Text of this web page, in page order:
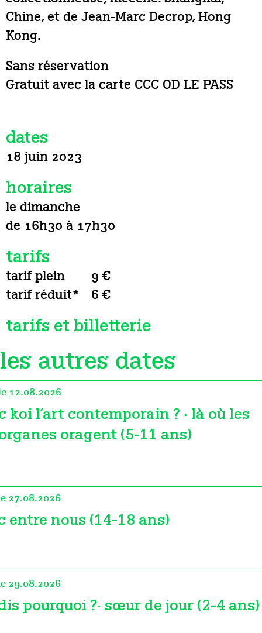
Chine, et de Jean-Marc Decrop, Hong
Kong.
Sans réservation
Gratuit avec la carte CCC OD LE PASS
dates
18 juin 2023
horaires
le dimanche
de 16h30 à 17h30
tarifs
tarif plein
9 €
tarif réduit*
6 €
tarifs et billetterie
les autres dates
12.08.2026
koi l’art contemporain ? · là où les
oragent (5-11 ans)
27.08.2026
entre nous (14-18 ans)
29.08.2026
pourquoi ?· sœur de jour (2-4 ans)